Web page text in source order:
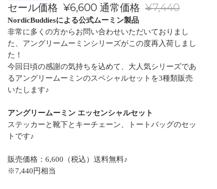
セール価格 ¥6,600 通常価格 ¥7,440
NordicBuddiesによる公式ムーミン製品
非常に多くの方からお問い合わせいただいておりまし
た、アングリームーミンシリーズがこの度再入荷しまし
た！
今回日頃の感謝の気持ちを込めて、大人気シリーズであ
るアングリームーミンのスペシャルセットを3種類販売
いたします♪
アングリームーミン エッセンシャルセット
ステッカーと靴下とキーチェーン、トートバッグのセッ
トです♪
販売価格：6,600（税込）送料無料♪
※7,440円相当